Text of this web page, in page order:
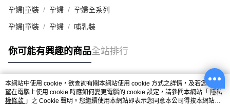
孕婦|童裝 孕婦 孕婦全系列
孕婦|童裝 孕婦 哺乳裝
你可能有興趣的商品全站排行
熱門標籤
本網站中使用 cookie，欲查詢有關本網站使用 cookie 方式之詳情，及若您不希
望在電腦上使用 cookie 時應如何變更電腦的 cookie 設定，請參閱本網站「 隱私
權條款 」之 Cookie 聲明。您繼續使用本網站即表示您同意本公司得按本網站使